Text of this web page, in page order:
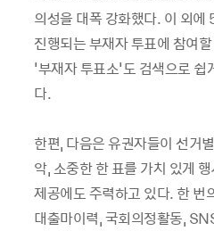
의성을 대폭 강화했다. 이 외
진행되는 부재자 투표에 참여
'부재자 투표소'도 검색으로 쉽
다.
한편, 다음은 유권자들이 선거
악, 소중한 한 표를 가치 있게
제공에도 주력하고 있다. 한 번
대출마이력, 국회의정활동,